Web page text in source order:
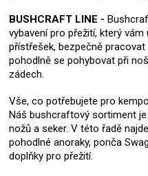
BUSHCRAFT LINE -
vybavení pro přežití, který
přístřešek, bezpečně
pohodlně se pohybovat při
zádech.
Vše, co potřebujete pro
Náš bushcraftový sortiment
nožů a seker. V této řadě
pohodlné anoraky, ponča
doplňky pro přežití.